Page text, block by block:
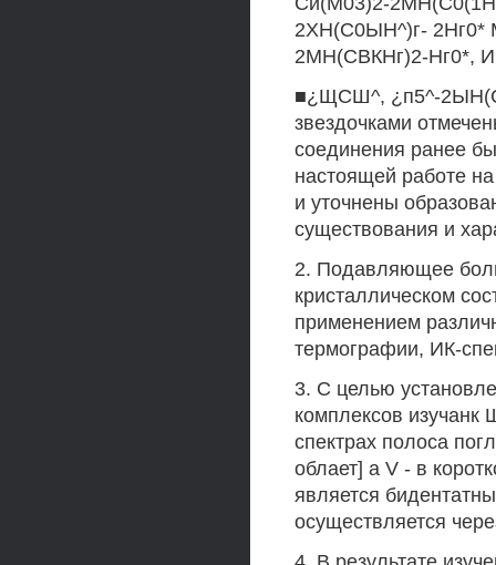
2ХН(С0ЫН^)г- 2Нг0*
2МН(СВКНг)2-Нг0*,
■¿ЩСШ^, ¿п5^-
звездочками
соединения ранее
настоящей работе
и уточнены
существования и
2. Подавляющее
кристаллическом
применением
термографии, ИК-
3. С целью
комплексов изучанк
спектрах полоса
облает] а V - в
является
осуществляется